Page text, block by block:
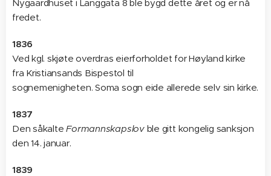
Nygaardhuset i Langgata 8 ble bygd dette året og er nå
fredet.
1836
Ved kgl. skjøte overdras eierforholdet for Høyland kirke
fra Kristiansands Bispestol til
sognemenigheten. Soma sogn eide allerede selv sin kirke.
1837
Den såkalteFormannskapslovble gitt kongelig sanksjon
den 14. januar.
1839